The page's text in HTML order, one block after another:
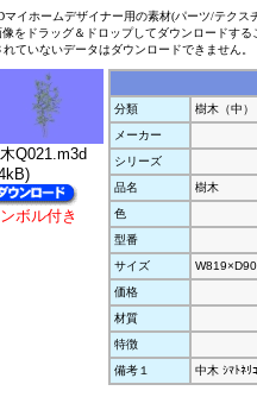
イホームデザイナー用の素材(パーツ/テクス
をドラッグ＆ドロップしてダウンロードす
れていないデータはダウンロードできません。
Q021.m3d
ボル付き
分類
樹木（中）
メーカー
シリーズ
品名
樹木
色
型番
サイズ
価格
材質
特徴
備考１
中木 ｼﾏﾄﾈﾘｺ